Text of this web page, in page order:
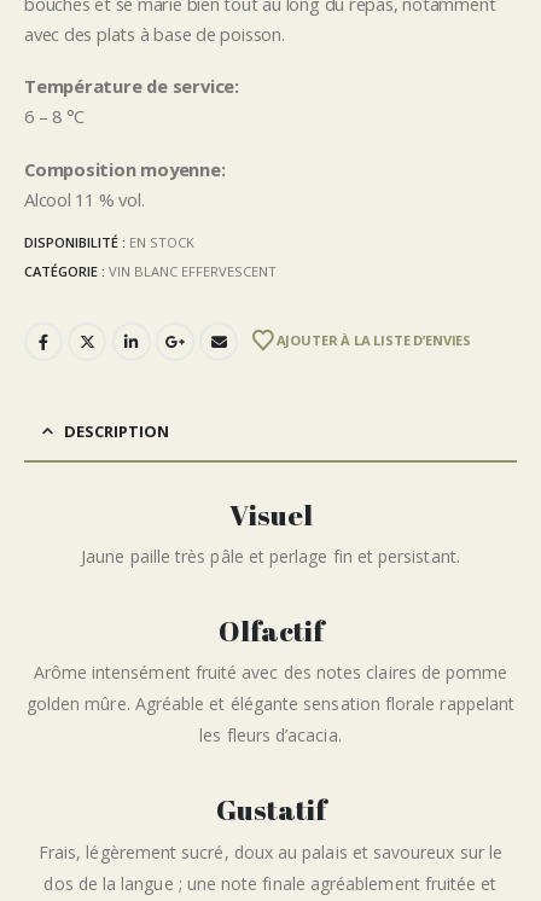
avec des plats à base de poisson.
Température de service:
6 – 8 °C
Composition moyenne:
Alcool 11 % vol.
DISPONIBILITÉ : EN STOCK
CATÉGORIE : VIN BLANC EFFERVESCENT
AJOUTER À LA LISTE D’ENVIES
DESCRIPTION
Visuel
Jaune paille très pâle et perlage fin et persistant.
Olfactif
Arôme intensément fruité avec des notes claires de pomme
golden mûre. Agréable et élégante sensation florale rappelant
les fleurs d’acacia.
Gustatif
Frais, légèrement sucré, doux au palais et savoureux sur le
dos de la langue ; une note finale agréablement fruitée et